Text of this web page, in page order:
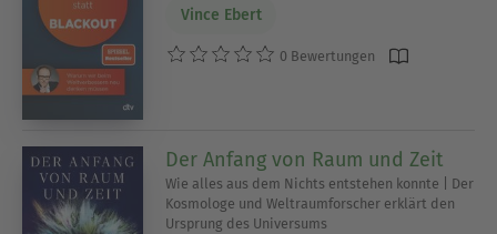
Vince Ebert
0 Bewertungen
Der Anfang von Raum und Zeit
Wie alles aus dem Nichts entstehen konnte | Der
Kosmologe und Weltraumforscher erklärt den
Ursprung des Universums